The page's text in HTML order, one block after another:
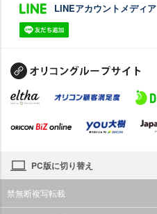
LINEアカウントメディア
PC版に切り替え
禁無断複写転載